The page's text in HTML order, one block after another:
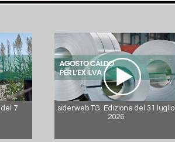
7
siderweb TG. Edizione del 31 luglio
2026